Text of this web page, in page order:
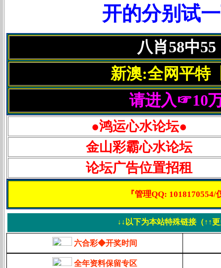
开的分别试
八肖58中
新澳:全网平特
请进入☞10
●鸿运心水论坛●
金山彩霸心水论坛
论坛广告位置招租
『管理QQ:
↓↓以下为本站特殊链接（↑↑
六合彩◆开奖时间
全年资料保留专区